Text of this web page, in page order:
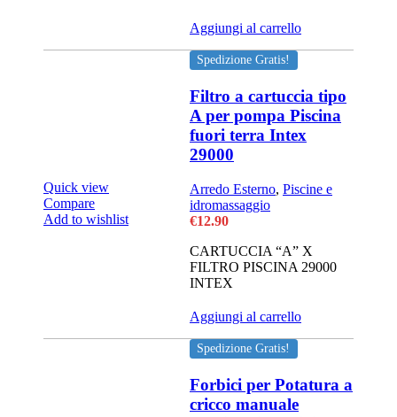
Aggiungi al carrello
Quick view
Compare
Add to wishlist
Spedizione Gratis!
Filtro a cartuccia tipo
A per pompa Piscina
fuori terra Intex
29000
Arredo Esterno, Piscine e
idromassaggio
€12.90
CARTUCCIA “A” X
FILTRO PISCINA 29000
INTEX
Aggiungi al carrello
Spedizione Gratis!
Forbici per Potatura a
cricco manuale